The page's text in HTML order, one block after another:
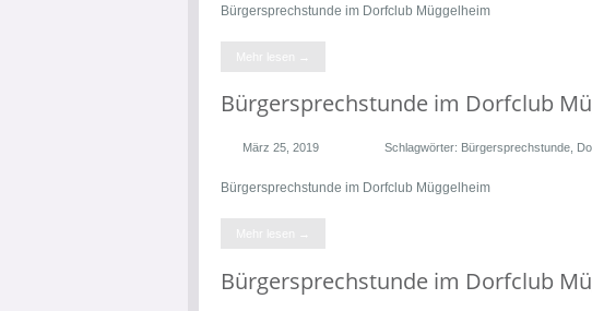
Bürgersprechstunde im Dorfclub Müggelheim
Mehr lesen →
Bürgersprechstunde im Dorfclub
März 25, 2019 Schlagwörter: Bürgersprechstunde
Bürgersprechstunde im Dorfclub Müggelheim
Mehr lesen →
Bürgersprechstunde im Dorfclub